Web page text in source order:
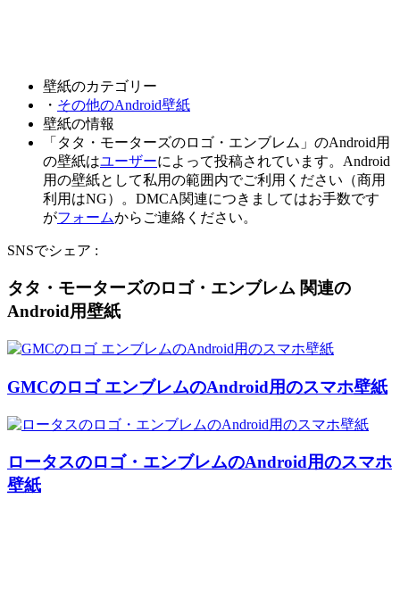
壁紙のカテゴリー
・ その他のAndroid壁紙
壁紙の情報
「タタ・モーターズのロゴ・エンブレム」のAndroid用
の壁紙はユーザーによって投稿されています。Android
用の壁紙として私用の範囲内でご利用ください（商用
利用はNG）。DMCA関連につきましてはお手数です
がフォームからご連絡ください。
SNSでシェア :
タタ・モーターズのロゴ・エンブレム 関連の
Android用壁紙
GMCのロゴ エンブレムのAndroid用のスマホ壁紙
ロータスのロゴ・エンブレムのAndroid用のスマホ
壁紙